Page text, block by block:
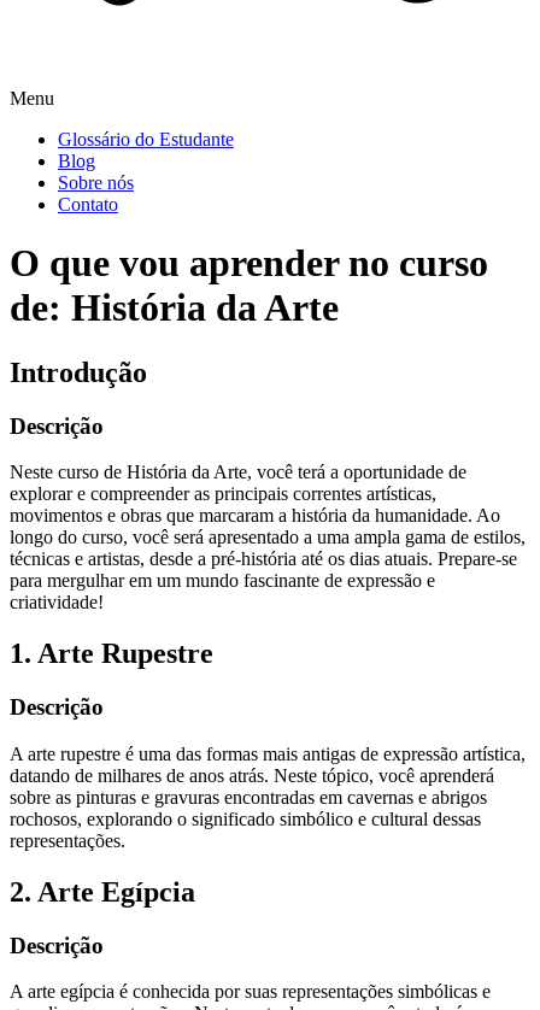
Menu
Glossário do Estudante
Blog
Sobre nós
Contato
O que vou aprender no curso
de: História da Arte
Introdução
Descrição
Neste curso de História da Arte, você terá a oportunidade de
explorar e compreender as principais correntes artísticas,
movimentos e obras que marcaram a história da humanidade. Ao
longo do curso, você será apresentado a uma ampla gama de estilos,
técnicas e artistas, desde a pré-história até os dias atuais. Prepare-se
para mergulhar em um mundo fascinante de expressão e
criatividade!
1. Arte Rupestre
Descrição
A arte rupestre é uma das formas mais antigas de expressão artística,
datando de milhares de anos atrás. Neste tópico, você aprenderá
sobre as pinturas e gravuras encontradas em cavernas e abrigos
rochosos, explorando o significado simbólico e cultural dessas
representações.
2. Arte Egípcia
Descrição
A arte egípcia é conhecida por suas representações simbólicas e